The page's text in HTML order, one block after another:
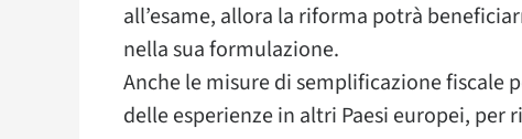
all’esame, allora la riforma potrà
nella sua formulazione.
Anche le misure di semplificazione fiscale
delle esperienze in altri Paesi europei,